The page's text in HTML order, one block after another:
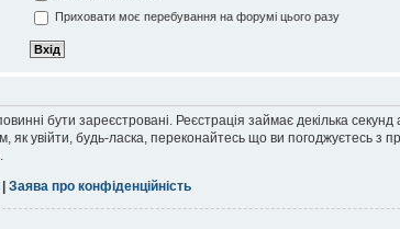
Приховати моє перебування на форумі цього разу
бути зареєстровані. Реєстрація займає декілька
як увійти, будь-ласка, переконайтесь що ви погоджуєтесь
Заява про конфіденційність